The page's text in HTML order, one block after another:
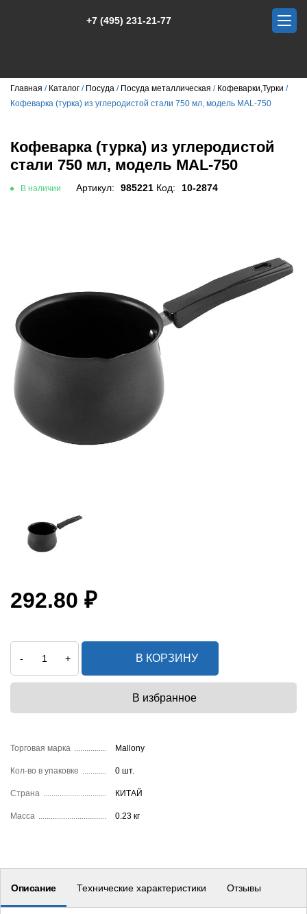
+7 (495) 231-21-77
Главная Каталог Посуда Посуда металлическая
Кофеварки,Турки
Кофеварка (турка) из углеродистой стали 750 мл, модель MAL-750
Кофеварка (турка) из углеродистой
стали 750 мл, модель MAL-750
В наличии Артикул: 985221 Код: 10-2874
Торговая марка Mallony
Кол-во в упаковке 0 шт.
Страна КИТАЙ
Масса 0.23 кг
292.80 ₽
- + В КОРЗИНУ
Описание Технические характеристики Отзывы